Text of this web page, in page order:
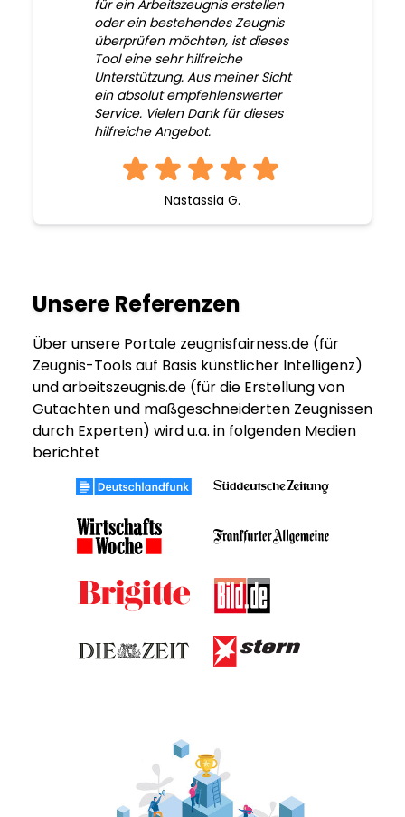
für ein Arbeitszeugnis erstellen
oder ein bestehendes Zeugnis
überprüfen möchten, ist dieses
Tool eine sehr hilfreiche
Unterstützung. Aus meiner Sicht
ein absolut empfehlenswerter
Service. Vielen Dank für dieses
hilfreiche Angebot.
Nastassia G.
Unsere Referenzen
Über unsere Portale zeugnisfairness.de (für
Zeugnis-Tools auf Basis künstlicher Intelligenz)
und arbeitszeugnis.de (für die Erstellung von
Gutachten und maßgeschneiderten Zeugnissen
durch Experten) wird u.a. in folgenden Medien
berichtet